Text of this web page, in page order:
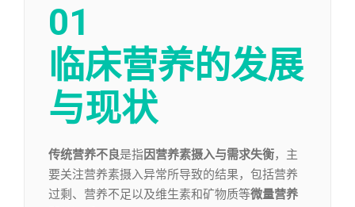
01
临床营养的发展
与现状
传统营养不良是指因营养素摄入与需求失衡，主
要关注营养素摄入异常所导致的结果，包括营养
过剩、营养不足以及维生素和矿物质等微量营养